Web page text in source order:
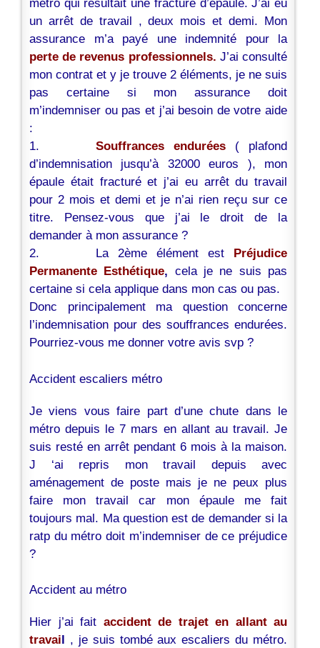
métro qui résultait une fracture d’épaule. J’ai eu
un arrêt de travail , deux mois et demi. Mon
assurance m’a payé une indemnité pour la
perte de revenus professionnels. J’ai consulté
mon contrat et y je trouve 2 éléments, je ne suis
pas certaine si mon assurance doit
m’indemniser ou pas et j’ai besoin de votre aide
:
1. Souffrances endurées
( plafond
d’indemnisation jusqu’à 32000 euros ), mon
épaule était fracturé et j’ai eu arrêt du travail
pour 2 mois et demi et je n’ai rien reçu sur ce
titre. Pensez-vous que j’ai le droit de la
demander à mon assurance ?
2. La 2ème élément est
Préjudice
Permanente Esthétique, cela je ne suis pas
certaine si cela applique dans mon cas ou pas.
Donc principalement ma question concerne
l’indemnisation pour des souffrances endurées.
Pourriez-vous me donner votre avis svp ?
Accident escaliers métro
Je viens vous faire part d’une chute dans le
métro depuis le 7 mars en allant au travail. Je
suis resté en arrêt pendant 6 mois à la maison.
J ‘ai repris mon travail depuis avec
aménagement de poste mais je ne peux plus
faire mon travail car mon épaule me fait
toujours mal. Ma question est de demander si la
ratp du métro doit m’indemniser de ce préjudice
?
Accident au métro
Hier j’ai fait accident de trajet en allant au
travai
, je suis tombé aux escaliers du métro.